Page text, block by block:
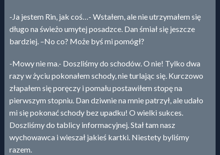
-Ja jestem Rin, jak coś…- Wstałem, ale nie utrzymałem się
długo na świeżo umytej posadzce. Dan śmiał się jeszcze
bardziej. –No co? Może byś mi pomógł?
-Mowy nie ma.- Doszliśmy do schodów. O nie! Tylko dwa
razy w życiu pokonałem schody, nie turlając się. Kurczowo
złapałem się poręczy i pomału postawiłem stopę na
pierwszym stopniu. Dan dziwnie na mnie patrzył, ale udało
mi się pokonać schody bez upadku! O wielki sukces.
Doszliśmy do tablicy informacyjnej. Stał tam nasz
wychowawca i wieszał jakieś kartki. Niestety byliśmy
razem.